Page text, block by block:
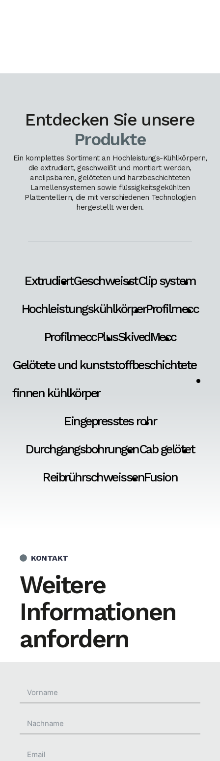
Entdecken Sie unsere
Produkte
Ein komplettes Sortiment an Hochleistungs-Kühlkörpern,
die extrudiert, geschweißt und montiert werden,
anclipsbaren, gelöteten und harzbeschichteten
Lamellensystemen sowie flüssigkeitsgekühlten
Plattentellern, die mit verschiedenen Technologien
hergestellt werden.
ExtrudiertGeschweisstClip system
HochleistungskühlkörperProfilmecc
ProfilmeccPlusSkivedMecc
Gelötete und kunststoffbeschichtete
finnen kühlkörper
Eingepresstes rohr
DurchgangsbohrungenCab gelötet
ReibrührschweissenFusion
KONTAKT
Weitere
Informationen
anfordern